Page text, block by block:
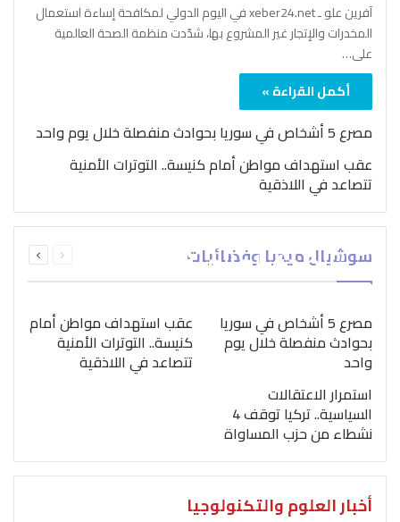
آفرين علو ـ xeber24.net في اليوم الدولي لمكافحة إساءة استعمال
المخدرات والإتجار غير المشروع بها، شدّدت منظمة الصحة العالمية
على…
أكمل القراءة »
مصرع 5 أشخاص في سوريا بحوادث منفصلة خلال يوم واحد
عقب استهداف مواطن أمام كنيسة.. التوترات الأمنية
تتصاعد في اللاذقية
سوشيال ميديا وفضائيات الصفحةالصفحة
بمناسبة اليوم الدولي..
“الصحة العالمية” تؤكد
ضرورة اتباع نهج متكامل
لمواجهة إدمان المخدرات
مصرع 5 أشخاص في سوريا
بحوادث منفصلة خلال يوم
واحد
عقب استهداف مواطن أمام
كنيسة.. التوترات الأمنية
تتصاعد في اللاذقية
استمرار الاعتقالات
السياسية.. تركيا توقف 4
نشطاء من حزب المساواة
أخبار العلوم والتكنولوجيا